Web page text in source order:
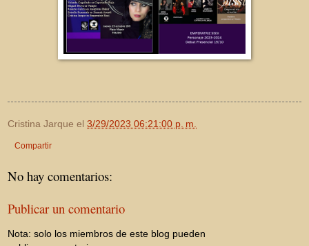
Cristina Jarque el 3/29/2023 06:21:00 p. m.
Compartir
No hay comentarios:
Publicar un comentario
Nota: solo los miembros de este blog pueden